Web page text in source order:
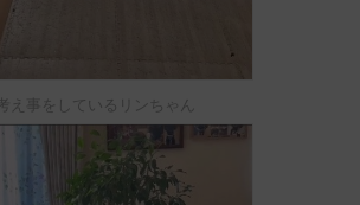
考え事をしているリンちゃん